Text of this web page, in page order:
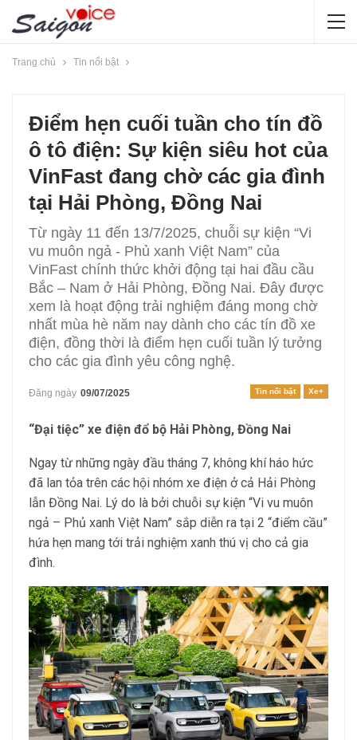
Trang chủ Tin nổi bật
Điểm hẹn cuối tuần cho tín đồ
ô tô điện: Sự kiện siêu hot của
VinFast đang chờ các gia đình
tại Hải Phòng, Đồng Nai
Từ ngày 11 đến 13/7/2025, chuỗi sự kiện “Vi
vu muôn ngả - Phủ xanh Việt Nam” của
VinFast chính thức khởi động tại hai đầu cầu
Bắc – Nam ở Hải Phòng, Đồng Nai. Đây được
xem là hoạt động trải nghiệm đáng mong chờ
nhất mùa hè năm nay dành cho các tín đồ xe
điện, đồng thời là điểm hẹn cuối tuần lý tưởng
cho các gia đình yêu công nghệ.
Tin nổi bật Xe+
Đăng ngày 09/07/2025
“Đại tiệc” xe điện đổ bộ Hải Phòng, Đồng Nai
Ngay từ những ngày đầu tháng 7, không khí háo hức
đã lan tỏa trên các hội nhóm xe điện ở cả Hải Phòng
lẫn Đồng Nai. Lý do là bởi chuỗi sự kiện “Vi vu muôn
ngả – Phủ xanh Việt Nam” sắp diễn ra tại 2 “điểm cầu”
hứa hẹn mang tới trải nghiệm xanh thú vị cho cả gia
đình.